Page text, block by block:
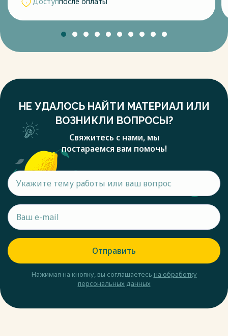
НЕ УДАЛОСЬ НАЙТИ МАТЕРИАЛ ИЛИ
ВОЗНИКЛИ ВОПРОСЫ?
Свяжитесь с нами, мы
постараемся вам помочь!
Отправить
Нажимая на кнопку, вы соглашаетесь на обработку
персональных данных